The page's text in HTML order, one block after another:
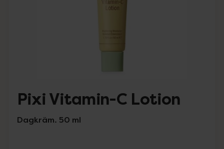
Pixi Vitamin-C Lotion
Dagkräm. 50 ml